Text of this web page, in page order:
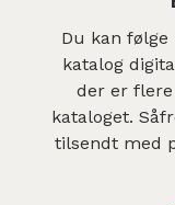
Du kan følge
katalog
der er
kataloget.
tilsendt med